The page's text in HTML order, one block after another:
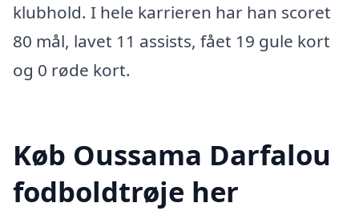
klubhold. I hele karrieren har han scoret
80 mål, lavet 11 assists, fået 19 gule kort
og 0 røde kort.
Køb Oussama Darfalou
fodboldtrøje her